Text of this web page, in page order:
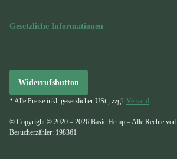
Gesetzliche Informationen
Widerrufsbutton
* Alle Preise inkl. gesetzlicher USt., zzgl. Versand
© Copyright © 2020 – 2026 Basic Hemp – Alle Rechte
Besucherzähler: 198361